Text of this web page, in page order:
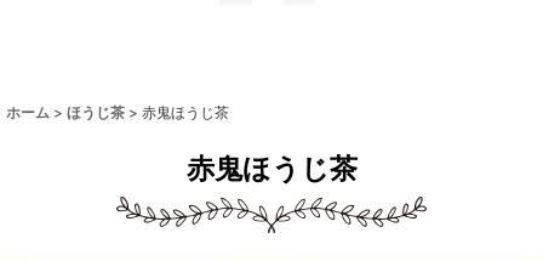
ホーム > ほうじ茶 > 赤鬼ほうじ茶
赤鬼ほうじ茶